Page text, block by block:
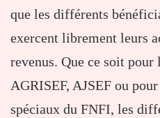
que les différents
exercent librement leurs
revenus. Que ce soit pour
AGRISEF, AJSEF ou
spéciaux du FNFI, les